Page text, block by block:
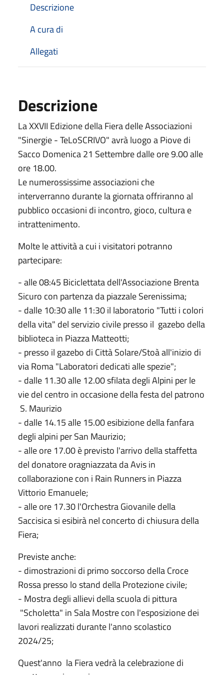
Descrizione
A cura di
Allegati
Descrizione
La XXVII Edizione della Fiera delle Associazioni
"Sinergie - TeLoSCRIVO" avrà luogo a Piove di
Sacco Domenica 21 Settembre dalle ore 9.00 alle
ore 18.00.
Le numerossissime associazioni che
interverranno durante la giornata offriranno al
pubblico occasioni di incontro, gioco, cultura e
intrattenimento.
Molte le attività a cui i visitatori potranno
partecipare:
- alle 08:45 Biciclettata dell'Associazione Brenta
Sicuro con partenza da piazzale Serenissima;
- dalle 10:30 alle 11:30 il laboratorio "Tutti i colori
della vita" del servizio civile presso il gazebo della
biblioteca in Piazza Matteotti;
- presso il gazebo di Città Solare/Stoà all'inizio di
via Roma "Laboratori dedicati alle spezie";
- dalle 11.30 alle 12.00 sfilata degli Alpini per le
vie del centro in occasione della festa del patrono
S. Maurizio
- dalle 14.15 alle 15.00 esibizione della fanfara
degli alpini per San Maurizio;
- alle ore 17.00 è previsto l'arrivo della staffetta
del donatore oragniazzata da Avis in
collaborazione con i Rain Runners in Piazza
Vittorio Emanuele;
- alle ore 17.30 l'Orchestra Giovanile della
Saccisica si esibirà nel concerto di chiusura della
Fiera;
Previste anche:
- dimostrazioni di primo soccorso della Croce
Rossa presso lo stand della Protezione civile;
- Mostra degli allievi della scuola di pittura
"Scholetta" in Sala Mostre con l'esposizione dei
lavori realizzati durante l'anno scolastico
2024/25;
Quest'anno la Fiera vedrà la celebrazione di